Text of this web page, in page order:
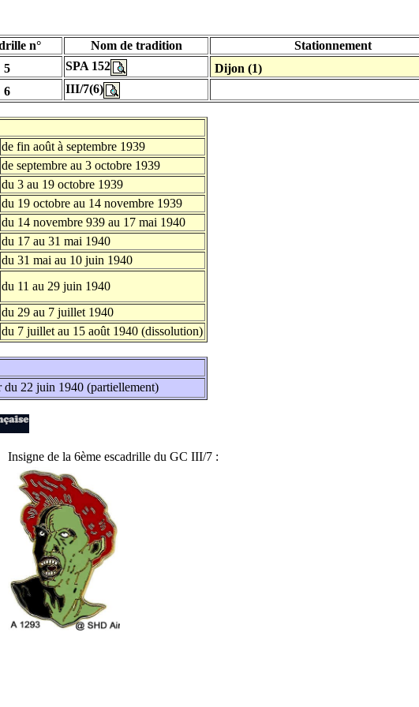
n° Nom de tradition Stationnement
5 SPA 152 Dijon (1)
6
III/7(6)
de fin août à septembre 1939
de septembre au 3 octobre 1939
du 3 au 19 octobre 1939
du 19 octobre au 14 novembre 1939
du 14 novembre 939 au 17 mai 1940
du 17 au 31 mai 1940
du 31 mai au 10 juin 1940
du 11 au 29 juin 1940
du 29 au 7 juillet 1940
du 7 juillet au 15 août 1940 (dissolution)
du 22 juin 1940 (partiellement)
Insigne de la 6ème escadrille du GC III/7 :